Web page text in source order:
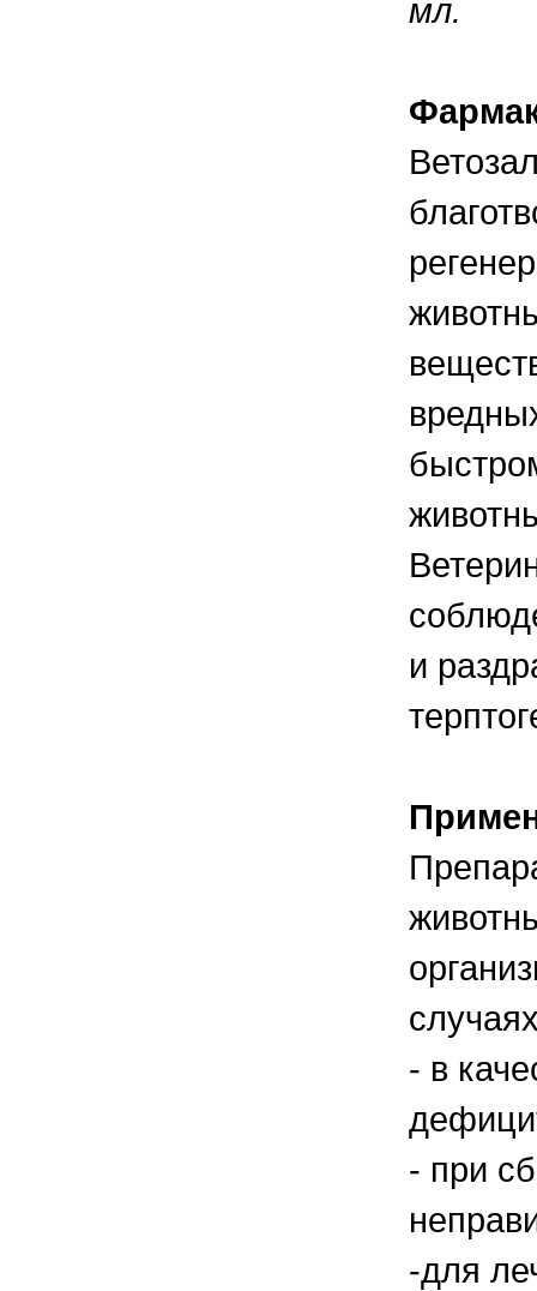
мл.
и
- в
- при
-для